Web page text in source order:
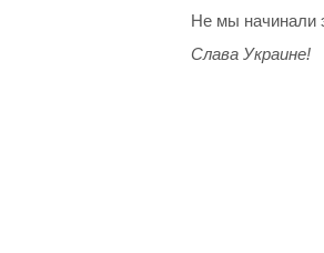
Не мы начинали
Слава Украине!